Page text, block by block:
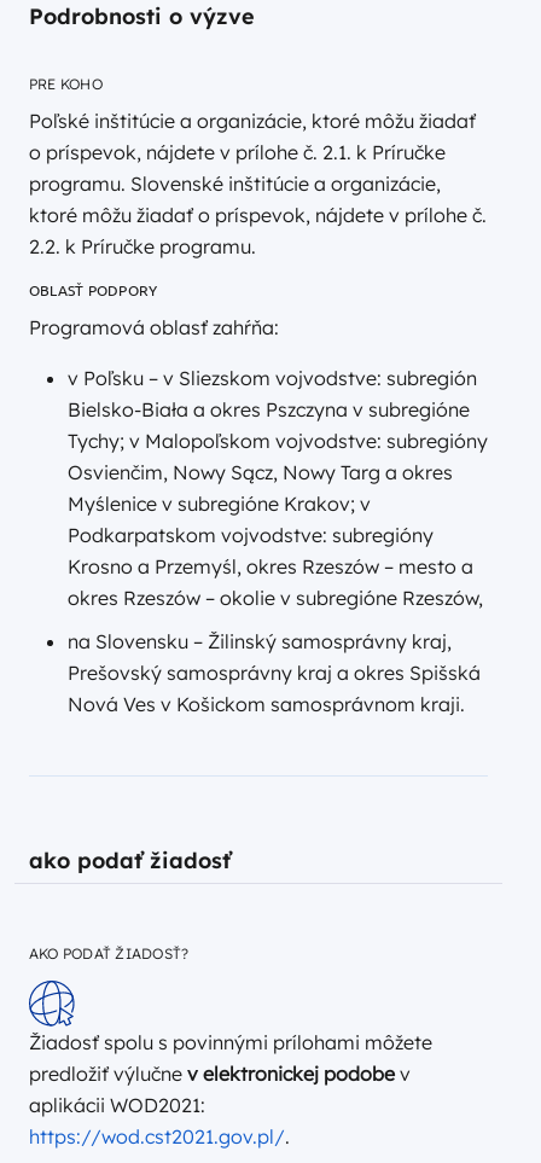
Podrobnosti o výzve
PRE KOHO
Poľské inštitúcie a organizácie, ktoré môžu žiadať
o príspevok, nájdete v prílohe č. 2.1. k Príručke
programu. Slovenské inštitúcie a organizácie,
ktoré môžu žiadať o príspevok, nájdete v prílohe č.
2.2. k Príručke programu.
OBLASŤ PODPORY
Programová oblasť zahŕňa:
v Poľsku – v Sliezskom vojvodstve: subregión
Bielsko-Biała a okres Pszczyna v subregióne
Tychy; v Malopoľskom vojvodstve: subregióny
Osvienčim, Nowy Sącz, Nowy Targ a okres
Myślenice v subregióne Krakov; v
Podkarpatskom vojvodstve: subregióny
Krosno a Przemyśl, okres Rzeszów – mesto a
okres Rzeszów – okolie v subregióne Rzeszów,
na Slovensku – Žilinský samosprávny kraj,
Prešovský samosprávny kraj a okres Spišská
Nová Ves v Košickom samosprávnom kraji.
ako podať žiadosť
AKO PODAŤ ŽIADOSŤ?
Žiadosť spolu s povinnými prílohami môžete
predložiť výlučne v elektronickej podobe v
aplikácii WOD2021:
https://wod.cst2021.gov.pl/.